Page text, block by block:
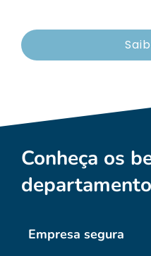
Conheça os
Empresa segura